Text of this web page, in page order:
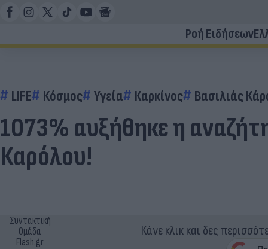
Ροή Ειδήσεων
LIFE Κόσμος Υγεία Καρκίνος Βασιλιάς
1073% αυξήθηκε η
Καρόλου!
Συντακτική
Ομάδα
Flash.gr
Κάνε κλικ και δες